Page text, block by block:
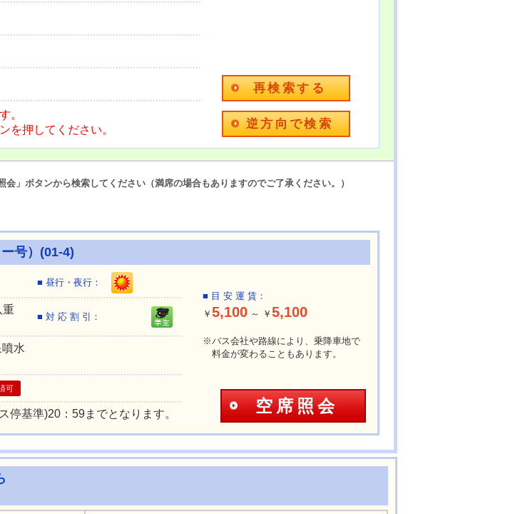
。
を押してください。
会」ボタンから検索してください（満席の場合もありますのでご了承ください。）
号）(01-4)
■ 昼行・夜行：
重
■ 対 応 割 引：
水
可
停基準)20：59までとなります。
■ 目 安 運 賃：
￥ 5,100 ～ ￥ 5,100
※バス会社や路線により、乗降車地で
料金が変わることもあります。
空席照会